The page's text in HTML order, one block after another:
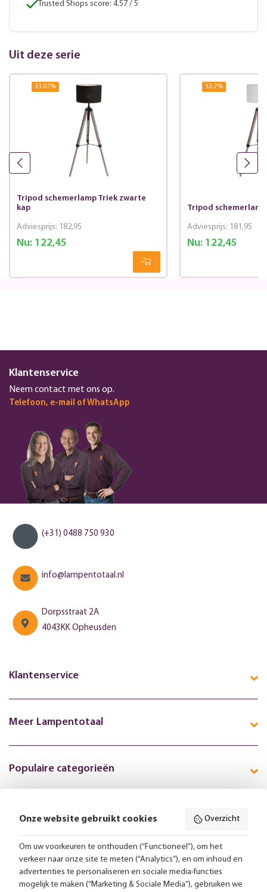
Trusted Shops score: 4.57 / 5
Uit deze serie
33.07%
Tripod schemerlamp Triek zwarte
kap
Nu:122,45
Adviesprijs: 182,95
32.7%
Tripod
Nu:122,45
Adviesprijs: 181,95
Klantenservice
Neem contact met ons op.
Telefoon, e-mail of WhatsApp
(+31) 0488 750 930
info@lampentotaal.nl
Dorpsstraat 2A
4043KK Opheusden
Klantenservice
Meer Lampentotaal
Populaire categorieën
Volg ons online:
Gratis bezorging vanaf 99,-
Onze website gebruikt cookies Overzicht
Om uw voorkeuren te onthouden (“Functioneel”), om het
verkeer naar onze site te meten (“Analytics”), en om inhoud en
advertenties te personaliseren en sociale media-functies
mogelijk te maken (“Marketing & Sociale Media”), gebruiken we